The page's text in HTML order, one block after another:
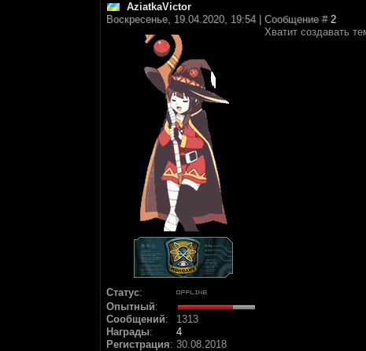
AziatkaVictor
Воскресенье, 19.04.2020, 19:54 | Сообщение # 2
Статус:
Опытный:
Сообщений:
1313
Награды:
4
Регистрация: 30.08.2018
Хватит создавать